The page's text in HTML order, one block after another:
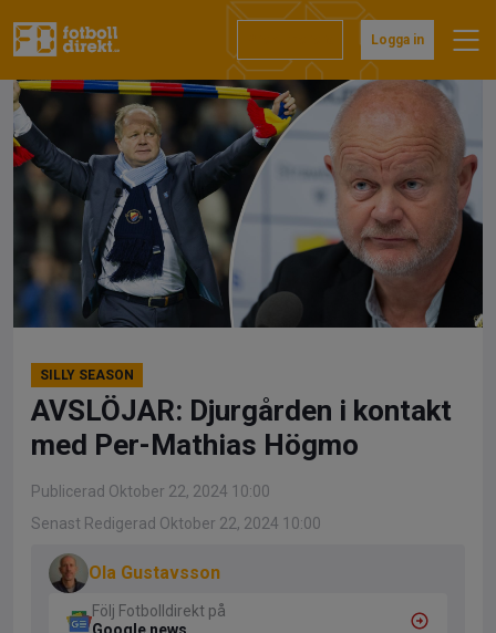
till
Logga in
SILLY SEASON
AVSLÖJAR: Djurgården i kontakt
med Per-Mathias Högmo
Publicerad Oktober 22, 2024 10:00
Senast Redigerad Oktober 22, 2024 10:00
Ola Gustavsson
Följ Fotbolldirekt på